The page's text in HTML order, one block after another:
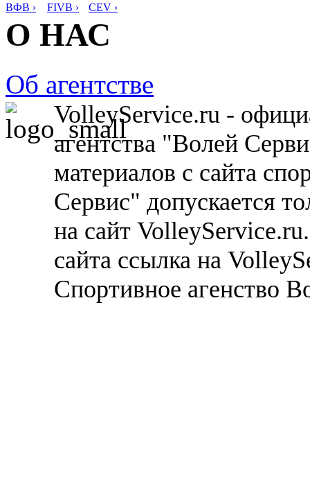
ВФВ › FIVB › CEV ›
О НАС
Об агентстве
VolleyService.ru -
агентства "Волей
материалов с сайта
Сервис" допускается
на сайт
сайта ссылка на
Спортивное агенство